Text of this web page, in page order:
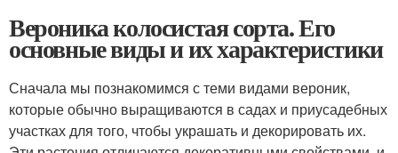
Вероника колосистая сорта. Его
основные виды и их характеристики
Сначала мы познакомимся с теми видами вероник,
которые обычно выращиваются в садах и приусадебных
участках для того, чтобы украшать и декорировать их.